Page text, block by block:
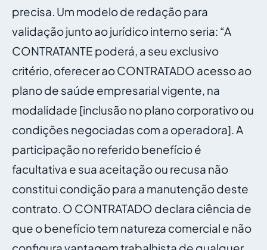
precisa. Um modelo de redação para
validação junto ao jurídico interno seria: “A
CONTRATANTE poderá, a seu exclusivo
critério, oferecer ao CONTRATADO acesso ao
plano de saúde empresarial vigente, na
modalidade [inclusão no plano corporativo ou
condições negociadas com a operadora]. A
participação no referido benefício é
facultativa e sua aceitação ou recusa não
constitui condição para a manutenção deste
contrato. O CONTRATADO declara ciência de
que o benefício tem natureza comercial e não